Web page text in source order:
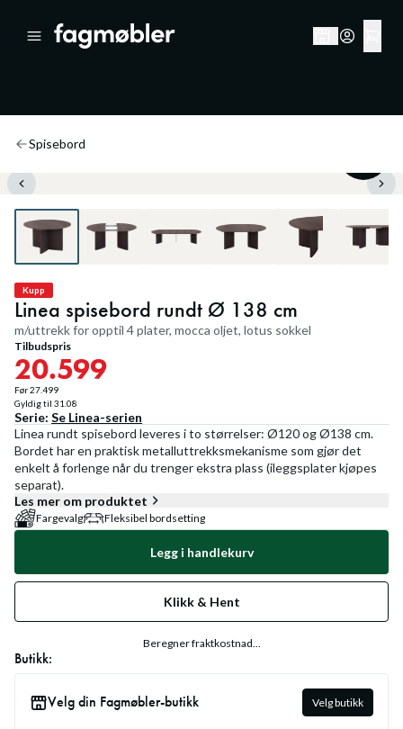
Spisebord
Kupp
Linea spisebord rundt Ø 138 cm
m/uttrekk for opptil 4 plater, mocca oljet, lotus sokkel
Tilbudspris
20.599
Før27.499
Gyldig til 31.08
Serie: Se Linea-serien
Linea rundt spisebord leveres i to størrelser: Ø120 og Ø138 cm.
Bordet har en praktisk metalluttrekksmekanisme som gjør det
enkelt å forlenge når du trenger ekstra plass (ileggsplater kjøpes
separat).
Les mer om produktet
Fargevalg Fleksibel bordsetting
Legg i handlekurv
Klikk & Hent
Beregner fraktkostnad...
Butikk:
Velg din Fagmøbler-butikk Velg butikk